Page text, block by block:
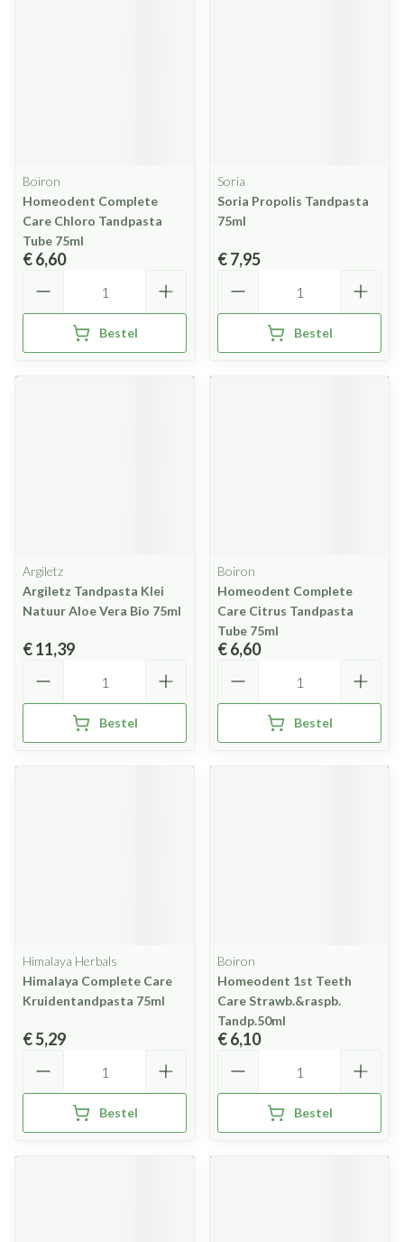
Boiron
Homeodent Complete
Care Chloro Tandpasta
Tube 75ml
€ 6,60
Bestel
Soria
Soria Propolis Tandpasta
75ml
€ 7,95
Bestel
Argiletz
Argiletz Tandpasta Klei
Natuur Aloe Vera Bio 75ml
€ 11,39
Bestel
Boiron
Homeodent Complete
Care Citrus Tandpasta
Tube 75ml
€ 6,60
Bestel
Himalaya Herbals
Himalaya Complete Care
Kruidentandpasta 75ml
€ 5,29
Bestel
Boiron
Homeodent 1st Teeth
Care Strawb.&raspb.
Tandp.50ml
€ 6,10
Bestel